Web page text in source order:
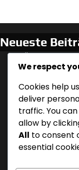
Neueste
Änderungen
Auswirkungen,
nächtlichem
saurem Reflux
We respect
Cookies help
deliver
traffic. You
allow by
All to consent
essential